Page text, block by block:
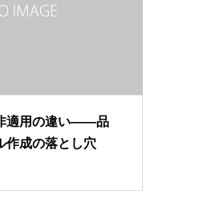
適用の違い――品
作成の落とし穴